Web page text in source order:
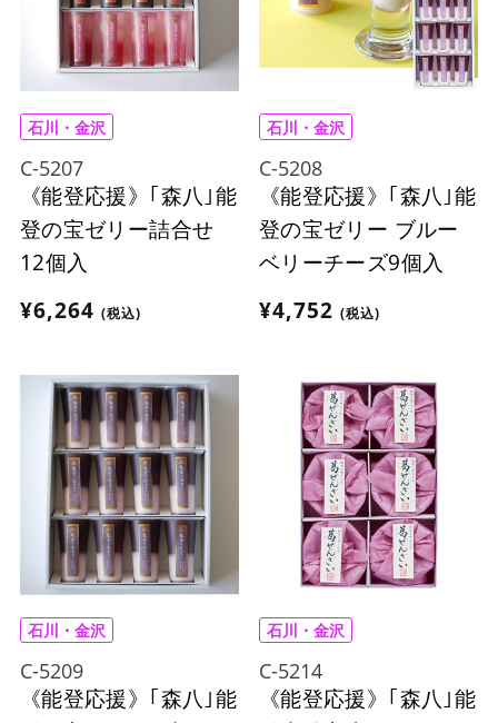
石川・金沢
C-5207
《能登応援》｢森八｣能
登の宝ゼリー詰合せ
12個入
¥6,264 (税込)
石川・金沢
C-5208
《能登応援》｢森八｣能
登の宝ゼリー ブルー
ベリーチーズ9個入
¥4,752 (税込)
石川・金沢
C-5209
《能登応援》｢森八｣能
石川・金沢
C-5214
《能登応援》｢森八｣能